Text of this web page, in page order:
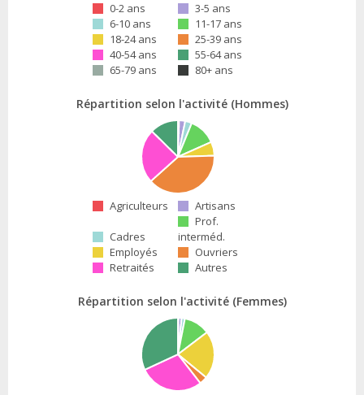
0-2 ans
3-5 ans
6-10 ans
11-17 ans
18-24 ans
25-39 ans
40-54 ans
55-64 ans
65-79 ans
80+ ans
Répartition selon l'activité (Hommes)
Agriculteurs Artisans
Cadres
Prof.
interméd.
Employés
Ouvriers
Retraités
Autres
Répartition selon l'activité (Femmes)